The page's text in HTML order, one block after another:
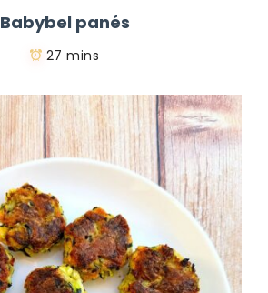
Babybel panés
27 mins